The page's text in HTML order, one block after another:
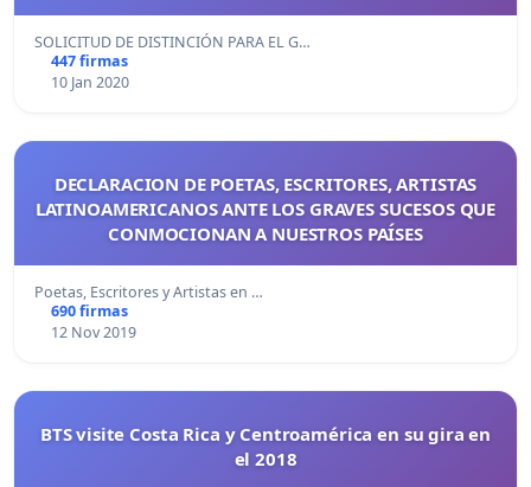
SOLICITUD DE DISTINCIÓN PARA EL G…
447 firmas
10 Jan 2020
DECLARACION DE POETAS, ESCRITORES, ARTISTAS
LATINOAMERICANOS ANTE LOS GRAVES SUCESOS QUE
CONMOCIONAN A NUESTROS PAÍSES
Poetas, Escritores y Artistas en …
690 firmas
12 Nov 2019
BTS visite Costa Rica y Centroamérica en su gira en
el 2018